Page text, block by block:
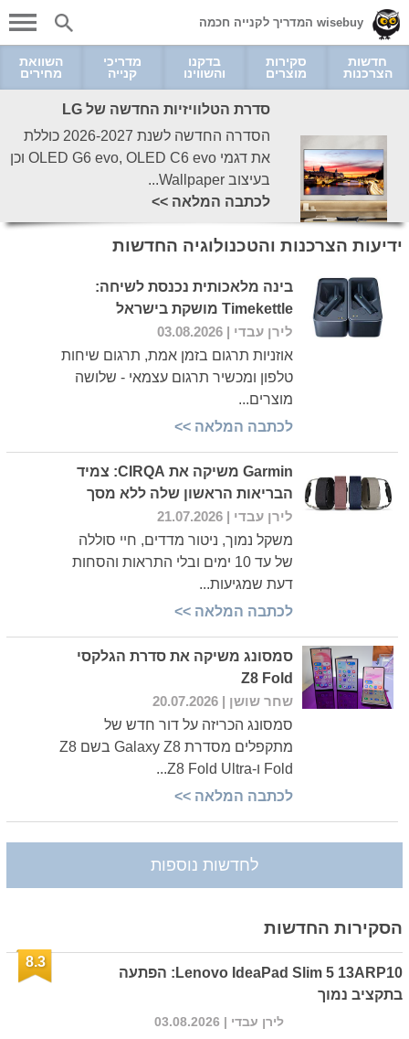
wisebuy המדריך לקנייה חכמה
חדשות
הצרכנות
סקירות
מוצרים
בדקנו
והשווינו
מדריכי
קנייה
השוואת
מחירים
סדרת הטלוויזיות החדשה של LG
הסדרה החדשה לשנת 2026-2027 כוללת
את דגמי OLED G6 evo, OLED C6 evo וכן
בעיצוב Wallpaper...
לכתבה המלאה >>
ידיעות הצרכנות והטכנולוגיה החדשות
בינה מלאכותית נכנסת לשיחה:
Timekettle מושקת בישראל
לירן עבדי | 03.08.2026
אוזניות תרגום בזמן אמת, תרגום שיחות
טלפון ומכשיר תרגום עצמאי - שלושה
מוצרים...
לכתבה המלאה >>
Garmin משיקה את CIRQA: צמיד
הבריאות הראשון שלה ללא מסך
לירן עבדי | 21.07.2026
משקל נמוך, ניטור מדדים, חיי סוללה
של עד 10 ימים ובלי התראות והסחות
דעת שמגיעות...
לכתבה המלאה >>
סמסונג משיקה את סדרת הגלקסי
Z8 Fold
שחר שושן | 20.07.2026
סמסונג הכריזה על דור חדש של
מתקפלים מסדרת Galaxy Z8 בשם Z8
Fold ו-Z8 Fold Ultra...
לכתבה המלאה >>
לחדשות נוספות
הסקירות החדשות
Lenovo IdeaPad Slim 5 13ARP10: הפתעה
בתקציב נמוך
8.3
לירן עבדי | 03.08.2026